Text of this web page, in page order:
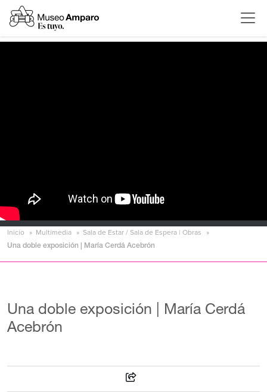
Inicio Multimedia Sala de Estar / Sala de Espera | Obras
Una doble exposición | María Cerdá Acebrón
Una doble exposición | María Cerdá
Acebrón